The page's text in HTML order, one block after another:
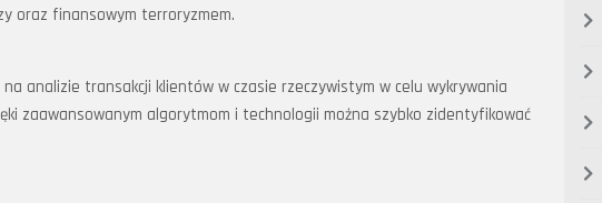
oraz finansowym terroryzmem.
analizie transakcji klientów w czasie rzeczywistym w celu wykrywania
zaawansowanym algorytmom i technologii można szybko zidentyfikować